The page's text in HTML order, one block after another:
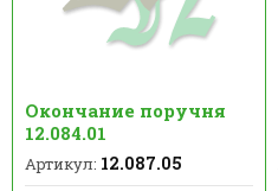
Окончание поручня
12.084.01
Артикул: 12.087.05